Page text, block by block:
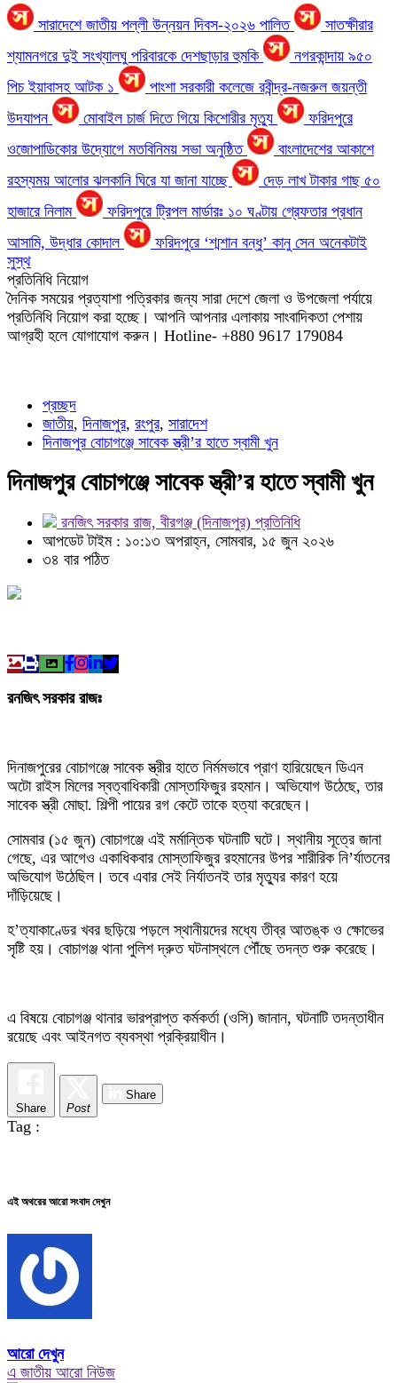
সারাদেশে জাতীয় পল্লী উন্নয়ন দিবস-২০২৬ পালিত
সাতক্ষীরার
শ্যামনগরে দুই সংখ্যালঘু পরিবারকে দেশছাড়ার হুমকি
নগরকান্দায় ৯৫০
পিচ ইয়াবাসহ আটক ১
পাংশা সরকারী কলেজে রবীন্দ্র-নজরুল জয়ন্তী
উদযাপন
মোবাইল চার্জ দিতে গিয়ে কিশোরীর মৃত্যু
ফরিদপুরে
ওজোপাডিকোর উদ্যোগে মতবিনিময় সভা অনুষ্ঠিত
বাংলাদেশের আকাশে
রহস্যময় আলোর ঝলকানি ঘিরে যা জানা যাচ্ছে
দেড় লাখ টাকার গাছ ৫০
হাজারে নিলাম
ফরিদপুরে ট্রিপল মার্ডারঃ ১০ ঘণ্টায় গ্রেফতার প্রধান
আসামি, উদ্ধার কোদাল
ফরিদপুরে ‘শ্মশান বন্ধু’ কানু সেন অনেকটাই
সুস্থ
প্রতিনিধি নিয়োগ
দৈনিক সময়ের প্রত্যাশা পত্রিকার জন্য সারা দেশে জেলা ও উপজেলা পর্যায়ে
প্রতিনিধি নিয়োগ করা হচ্ছে। আপনি আপনার এলাকায় সাংবাদিকতা পেশায়
আগ্রহী হলে যোগাযোগ করুন। Hotline- +880 9617 179084
প্রচ্ছদ
জাতীয়, দিনাজপুর, রংপুর, সারাদেশ
দিনাজপুর বোচাগঞ্জে সাবেক স্ত্রী’র হাতে স্বামী খুন
দিনাজপুর বোচাগঞ্জে সাবেক স্ত্রী’র হাতে স্বামী খুন
রনজিৎ সরকার রাজ, বীরগঞ্জ (দিনাজপুর) প্রতিনিধি
আপডেট টাইম : ১০:১৩ অপরাহ্ন, সোমবার, ১৫ জুন ২০২৬
৩৪ বার পঠিত
রনজিৎ সরকার রাজঃ
দিনাজপুরের বোচাগঞ্জে সাবেক স্ত্রীর হাতে নির্মমভাবে প্রাণ হারিয়েছেন ডিএন
অটো রাইস মিলের স্বত্বাধিকারী মোস্তাফিজুর রহমান। অভিযোগ উঠেছে, তার
সাবেক স্ত্রী মোছা. শিল্পী পায়ের রগ কেটে তাকে হত্যা করেছেন।
সোমবার (১৫ জুন) বোচাগঞ্জে এই মর্মান্তিক ঘটনাটি ঘটে। স্থানীয় সূত্রে জানা
গেছে, এর আগেও একাধিকবার মোস্তাফিজুর রহমানের উপর শারীরিক নি’র্যাতনের
অভিযোগ উঠেছিল। তবে এবার সেই নির্যাতনই তার মৃত্যুর কারণ হয়ে
দাঁড়িয়েছে।
হ’ত্যাকাণ্ডের খবর ছড়িয়ে পড়লে স্থানীয়দের মধ্যে তীব্র আতঙ্ক ও ক্ষোভের
সৃষ্টি হয়। বোচাগঞ্জ থানা পুলিশ দ্রুত ঘটনাস্থলে পৌঁছে তদন্ত শুরু করেছে।
এ বিষয়ে বোচাগঞ্জ থানার ভারপ্রাপ্ত কর্মকর্তা (ওসি) জানান, ঘটনাটি তদন্তাধীন
রয়েছে এবং আইনগত ব্যবস্থা প্রক্রিয়াধীন।
Share Post
Share
Tag :
এই অথরের আরো সংবাদ দেখুন
আরো দেখুন
এ জাতীয় আরো নিউজ